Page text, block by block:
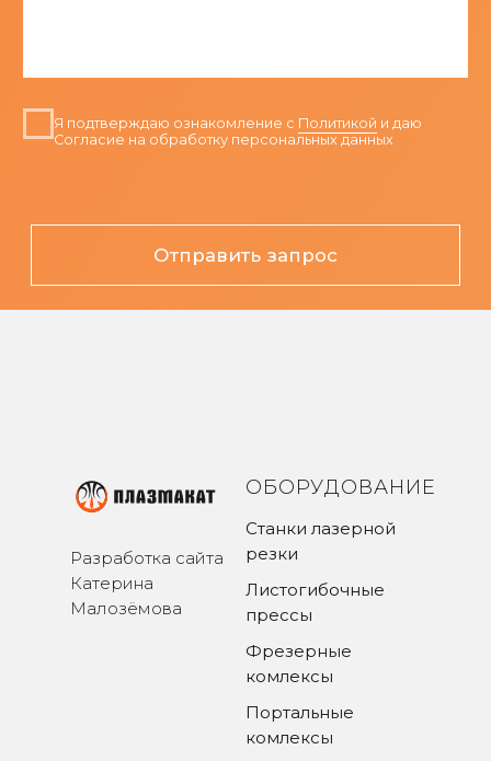
Разработка сайта
Катерина
Малозёмова
ОБОРУДОВАНИЕ
Станки лазерной
резки
Листогибочные
прессы
Фрезерные
комлексы
Портальные
комлексы